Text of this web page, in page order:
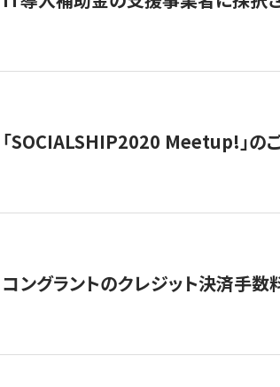
「SOCIALSHIP2020 Meetup!」のご
コングラントのクレジット決済手数